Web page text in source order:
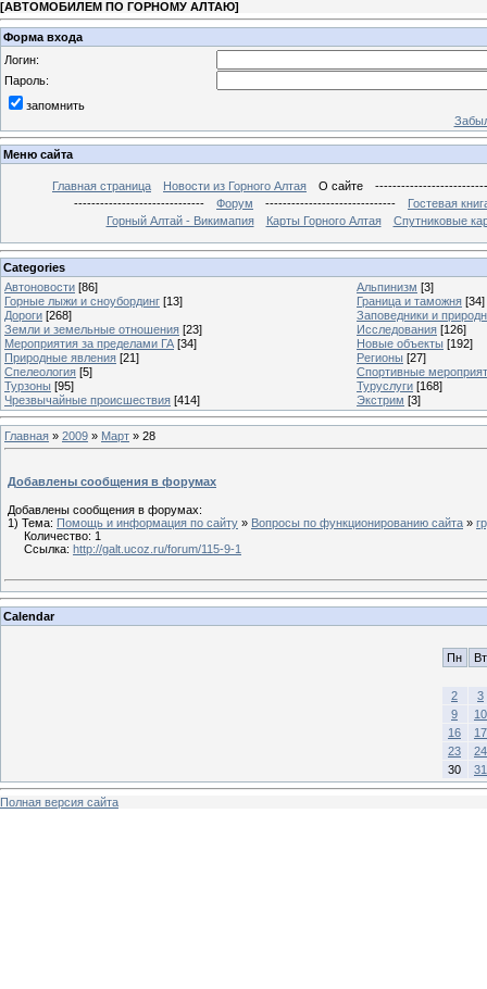
[АВТОМОБИЛЕМ ПО ГОРНОМУ АЛТАЮ]
Форма входа
Логин:
Пароль:
запомнить
Меню сайта
Главная страница Новости из Горного Алтая О сайте
------------------------------
Форум ------------------------------
Гостевая
Горный Алтай - Викимапия
Карты Горного Алтая Спутниковые
Categories
Автоновости [86] Альпинизм [3]
Горные лыжи и сноубординг [13] Граница и таможня [34]
Дороги [268]
Заповедники и
Земли и земельные отношения [23] Исследования [126]
Мероприятия за пределами ГА [34] Новые объекты [192]
Природные явления [21] Регионы [27]
Спелеология [5]
Спортивные
Турзоны [95] Туруслуги [168]
Чрезвычайные происшествия [414] Экстрим [3]
Главная » 2009 » Март » 28
Добавлены сообщения в форумах
Добавлены сообщения в форумах:
1) Тема: Помощь и информация по сайту » Вопросы по функционированию сайта »
Количество: 1
Ссылка: http://galt.ucoz.ru/forum/115-9-1
Calendar
Пн Вт
2
3
9
10
16
17
23
24
30
31
Полная версия сайта